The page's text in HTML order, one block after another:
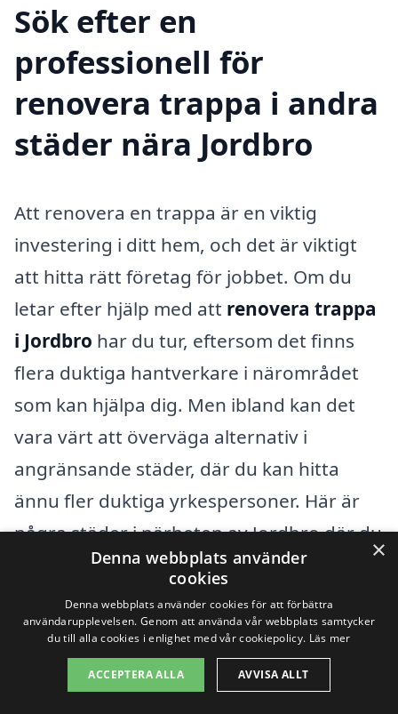
Sök efter en
professionell för
renovera trappa i andra
städer nära Jordbro
Att renovera en trappa är en viktig
investering i ditt hem, och det är viktigt
att hitta rätt företag för jobbet. Om du
letar efter hjälp med att renovera trappa
i Jordbro har du tur, eftersom det finns
flera duktiga hantverkare i närområdet
som kan hjälpa dig. Men ibland kan det
vara värt att överväga alternativ i
angränsande städer, där du kan hitta
ännu fler duktiga yrkespersoner. Här är
några städer i närheten av Jordbro där du
kan söka efter professionell hjälp:
Haninge
Rudboda
×
Denna webbplats använder
cookies
Denna webbplats använder cookies för att förbättra
användarupplevelsen. Genom att använda vår webbplats samtycker
du till alla cookies i enlighet med vår cookiepolicy. Läs mer
ACCEPTERA ALLA AVVISA ALLT